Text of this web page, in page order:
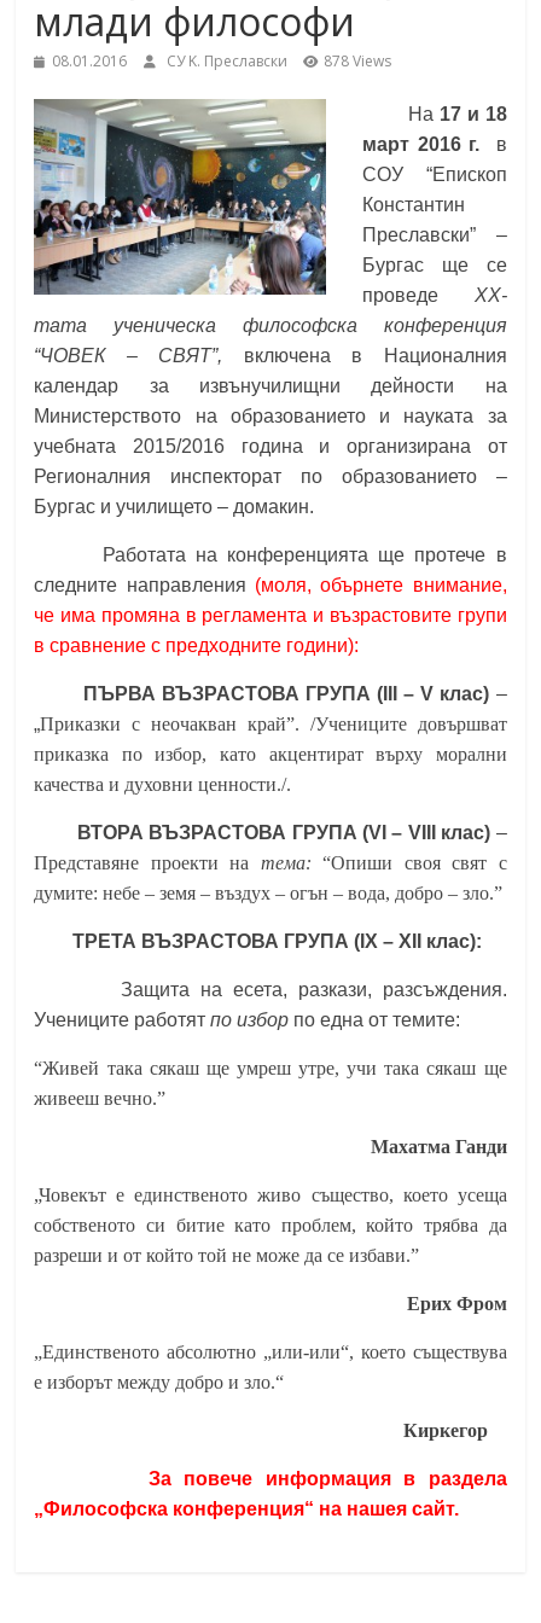
under the Erasmus+ Programme in
Malaga, Spain
School,
Burgas
Средно
училище
"Епископ
Константин
Преславски"
Бургас
млади философи
08.01.2016 СУ K. Преславски 878 Views
На 17 и 18
март 2016 г. в
СОУ “Епископ
Константин
Преславски” –
Бургас ще се
проведе ХХ-
тата ученическа философска конференция
“ЧОВЕК – СВЯТ”, включена в Националния
календар за извънучилищни дейности на
Министерството на образованието и науката за
учебната 2015/2016 година и организирана от
Регионалния инспекторат по образованието –
Бургас и училището – домакин.
Работата на конференцията ще протече в
следните направления (моля, обърнете внимание,
че има промяна в регламента и възрастовите групи
в сравнение с предходните години):
ПЪРВА ВЪЗРАСТОВА ГРУПА (III – V клас) –
„Приказки с неочакван край”. /Учениците довършват
приказка по избор, като акцентират върху морални
качества и духовни ценности./.
ВТОРА ВЪЗРАСТОВА ГРУПА (VI – VIII клас) –
Представяне проекти на тема: “Опиши своя свят с
думите: небе – земя – въздух – огън – вода, добро – зло.”
ТРЕТА ВЪЗРАСТОВА ГРУПА (IX – XII клас):
Защита на есета, разкази, разсъждения.
Учениците работятпо избор по една от темите:
“Живей така сякаш ще умреш утре, учи така сякаш ще
живееш вечно.”
Махатма Ганди
„Човекът е единственото живо същество, което усеща
собственото си битие като проблем, който трябва да
разреши и от който той не може да се избави.”
Ерих Фром
„Единственото абсолютно „или-или“, което съществува
е изборът между добро и зло.“
Киркегор
За повече информация в раздела
„Философска конференция“ на нашея сайт.